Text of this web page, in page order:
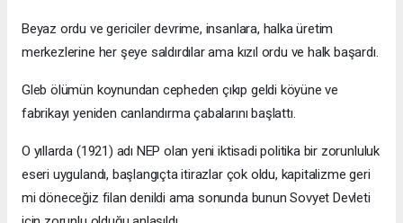
Beyaz ordu ve gericiler devrime, insanlara, halka üretim
merkezlerine her şeye saldırdılar ama kızıl ordu ve halk başardı.
Gleb ölümün koynundan cepheden çıkıp geldi köyüne ve
fabrikayı yeniden canlandırma çabalarını başlattı.
O yıllarda (1921) adı NEP olan yeni iktisadi politika bir zorunluluk
eseri uygulandı, başlangıçta itirazlar çok oldu, kapitalizme geri
mi döneceğiz filan denildi ama sonunda bunun Sovyet Devleti